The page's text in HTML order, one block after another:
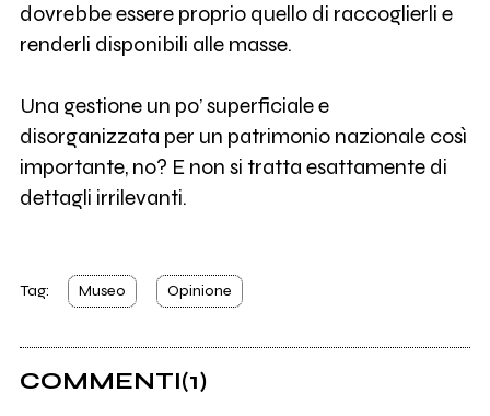
dovrebbe essere proprio quello di raccoglierli e
renderli disponibili alle masse.
Una gestione un po’ superficiale e
disorganizzata per un patrimonio nazionale così
importante, no? E non si tratta esattamente di
dettagli irrilevanti.
Tag: Museo Opinione
COMMENTI(1)